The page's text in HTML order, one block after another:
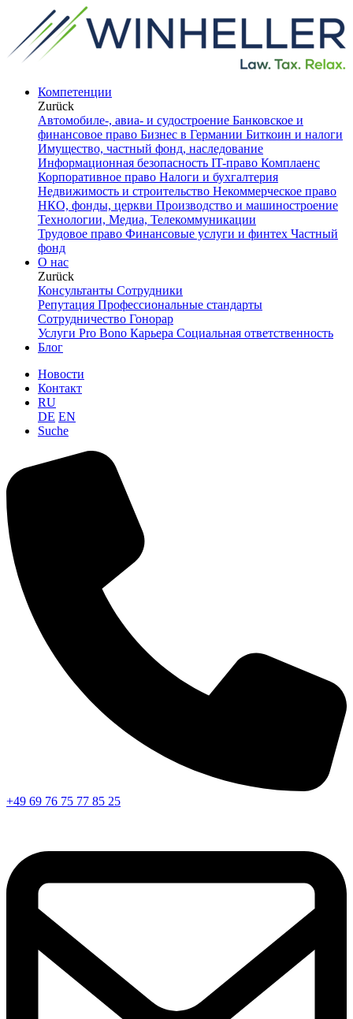
Компетенции
Zurück
Автомобиле-, авиа- и судостроение Банковское и
финансовое право Бизнес в Германии Биткоин и налоги
Имущество, частный фонд, наследование
Информационная безопасность IT-право Комплаенс
Корпоративное право Налоги и бухгалтерия
Недвижимость и строительство Некоммерческое право
НКО, фонды, церкви Производство и машиностроение
Технологии, Медиа, Телекоммуникации
Трудовое право Финансовые услуги и финтех Частный
фонд
О нас
Zurück
Консультанты Сотрудники
Репутация Профессиональные стандарты
Сотрудничество Гонорар
Услуги Pro Bono Карьера Социальная ответственность
Блог
Новости
Контакт
RU
DE EN
Suche
+49 69 76 75 77 85 25